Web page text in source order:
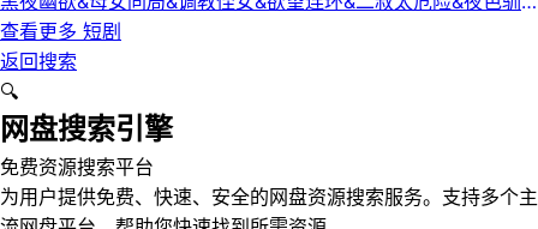
服&黑夜欲牢（完整版）最新擦边短剧
查看更多 短剧
返回搜索
🔍
网盘搜索引擎
免费资源搜索平台
为用户提供免费、快速、安全的网盘资源搜索服务。支持多个主